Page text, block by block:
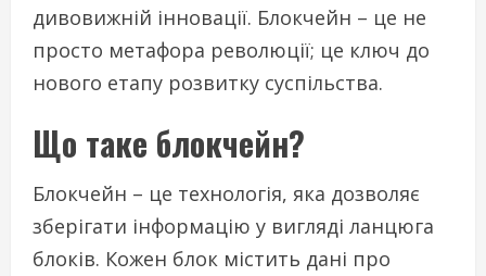
дивовижній інновації. Блокчейн – це не
просто метафора революції; це ключ до
нового етапу розвитку суспільства.
Що таке блокчейн?
Блокчейн – це технологія, яка дозволяє
зберігати інформацію у вигляді ланцюга
блоків. Кожен блок містить дані про